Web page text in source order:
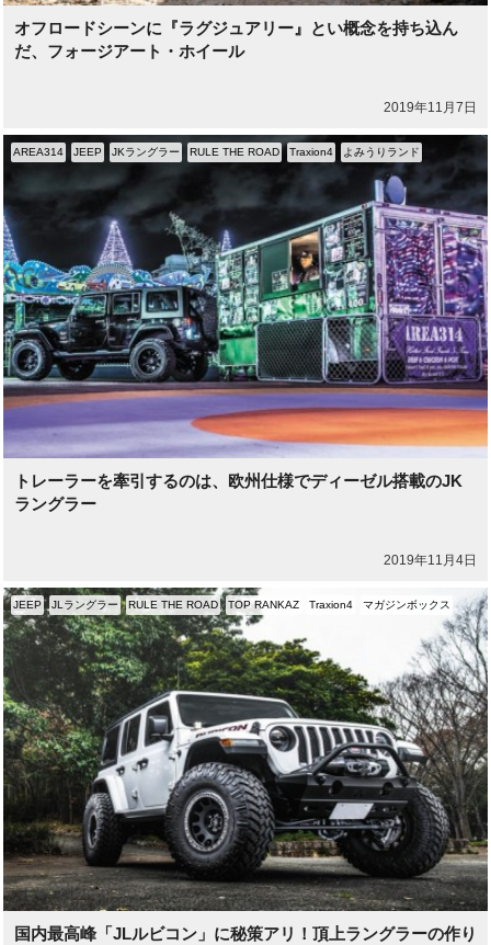
オフロードシーンに『ラグジュアリー』とい概念を持ち込ん
だ、フォージアート・ホイール
2019年11月7日
トレーラーを牽引するのは、欧州仕様でディーゼル搭載のJK
ラングラー
2019年11月4日
AREA314 JEEP JKラングラー RULE THE ROAD Traxion4 よみうりランド
国内最高峰「JLルビコン」に秘策アリ！頂上ラングラーの作り
JEEP JLラングラー RULE THE ROAD TOP RANKAZ Traxion4 マガジンボックス